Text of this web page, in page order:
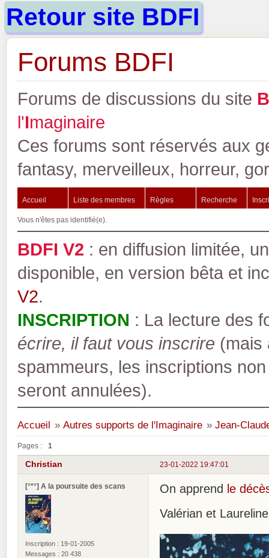
Retour site BDFI
Forums BDFI
Forums de discussions du site B
l'Imaginaire
Ces forums sont réservés aux
fantasy, merveilleux, horreur,
Accueil Liste des membres Règles Recherche
Vous n'êtes pas identifié(e).
BDFI V2 : en diffusion limitée,
disponible, en version bêta et
V2.
INSCRIPTION : La lecture des
écrire, il faut vous inscrire (mais
spammeurs, les inscriptions
seront annulées).
Accueil » Autres supports de l'Imaginaire » Jean-
Pages : 1
23-01-2022 19:47:01
Christian
[°*°] A la poursuite des scans
Inscription : 19-01-2005
Messages : 20 438
On apprend le
Valérian et